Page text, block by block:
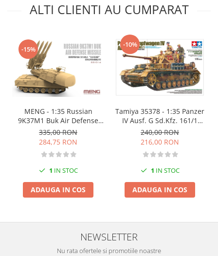
ALTI CLIENTI AU CUMPARAT
-15%
MENG - 1:35 Russian
9K37M1 Buk Air Defense
Missile System
335,00 RON
284,75 RON
1 IN STOC
ADAUGA IN COS
-10%
Tamiya 35378 - 1:35 Panzer
IV Ausf. G Sd.Kfz. 161/1
early production
240,00 RON
216,00 RON
1 IN STOC
ADAUGA IN COS
NEWSLETTER
Nu rata ofertele si promotiile noastre